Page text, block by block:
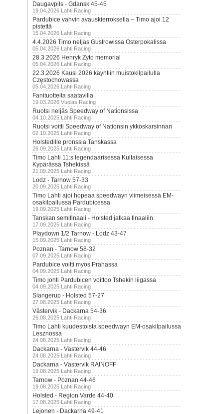
Daugavpils - Gdansk 45-45
19.04.2026 Lahti Racing
Pardubice vahvin avauskierroksella – Timo ajoi 12
pistettä
15.04.2026 Lahti Racing
4.4.2026 Timo neljäs Gustrowissa Osterpokalissa
05.04.2026 Lahti Racing
28.3.2026 Henryk Zyto memorial
05.04.2026 Lahti Racing
22.3.2026 Kausi 2026 käyntiin muistokilpailulla
Częstochowassa
05.04.2026 Lahti Racing
Fanituotteita saatavilla
19.03.2026 Vuolas Racing
Ruotsi neljäs Speedway of Nationsissa
04.10.2025 Lahti Racing
Ruotsi voitti Speedway of Nationsin ykköskarsinnan
02.10.2025 Lahti Racing
Holstedille pronssia Tanskassa
26.09.2025 Lahti Racing
Timo Lahti 11:s legendaarisessa Kultaisessa
Kypärässä Tshekissä
21.09.2025 Lahti Racing
Lodz - Tarnow 57-33
20.09.2025 Lahti Racing
Timo Lahti ajoi hopeaa speedwayn viimeisessä EM-
osakilpailussa Pardubicessa
19.09.2025 Lahti Racing
Tanskan semifinaali - Holsted jatkaa finaaliin
17.09.2025 Lahti Racing
Playdown 1/2 Tarnow - Lodz 43-47
15.09.2025 Lahti Racing
Poznan - Tarnow 58-32
07.09.2025 Lahti Racing
Pardubice voitti myös Prahassa
04.09.2025 Lahti Racing
Timo johti Pardubicen voittoo Tshekin liigassa
04.09.2025 Lahti Racing
Slangerup - Holsted 57-27
27.08.2025 Lahti Racing
Västervik - Dackarna 54-36
26.08.2025 Lahti Racing
Timo Lahti kuudestoista speedwayn EM-osakilpailussa
Lesznossa
24.08.2025 Lahti Racing
Dackarna - Västervik 44-46
24.08.2025 Lahti Racing
Dackarna - Västervik RAINOFF
19.08.2025 Lahti Racing
Tarnow - Poznan 44-46
19.08.2025 Lahti Racing
Holsted - Region Varde 44-40
17.08.2025 Lahti Racing
Lejonen - Dackarna 49-41